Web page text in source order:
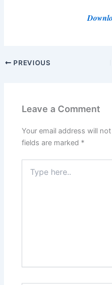
PREVIOUS
Leave a Comment
Your email address will
fields are marked *
here..